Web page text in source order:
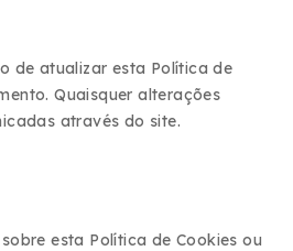
de atualizar esta Política de
Quaisquer alterações
através do site.
esta Política de Cookies ou